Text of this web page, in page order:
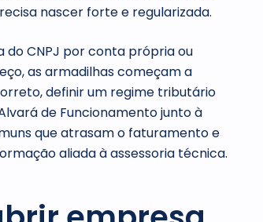
nascer forte e regularizada.
CNPJ por conta própria ou
as armadilhas começam a
definir um regime tributário
de Funcionamento junto à
que atrasam o faturamento e
aliada à assessoria técnica.